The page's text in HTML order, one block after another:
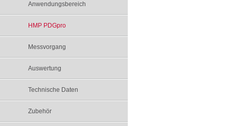
Anwendungsbereich
HMP PDGpro
Messvorgang
Auswertung
Technische Daten
Zubehör